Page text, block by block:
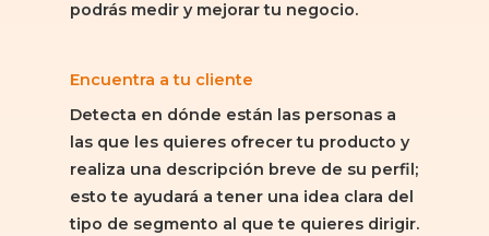
podrás medir y mejorar tu negocio.
Encuentra a tu cliente
Detecta en dónde están las personas a
las que les quieres ofrecer tu producto y
realiza una descripción breve de su perfil;
esto te ayudará a tener una idea clara del
tipo de segmento al que te quieres dirigir.